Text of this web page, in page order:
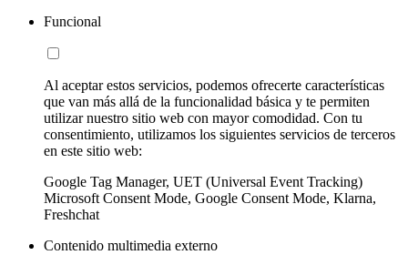
Funcional
Al aceptar estos servicios, podemos ofrecerte características
que van más allá de la funcionalidad básica y te permiten
utilizar nuestro sitio web con mayor comodidad. Con tu
consentimiento, utilizamos los siguientes servicios de terceros
en este sitio web:
Google Tag Manager, UET (Universal Event Tracking)
Microsoft Consent Mode, Google Consent Mode, Klarna,
Freshchat
Contenido multimedia externo